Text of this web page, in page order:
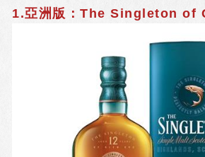
1.亞洲版：The Singleton of